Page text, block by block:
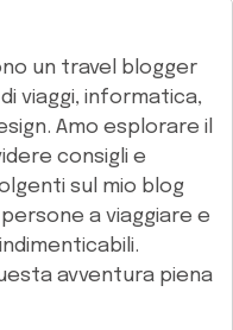
un travel blogger
viaggi, informatica,
Amo esplorare il
consigli e
sul mio blog
a viaggiare e
avventura piena